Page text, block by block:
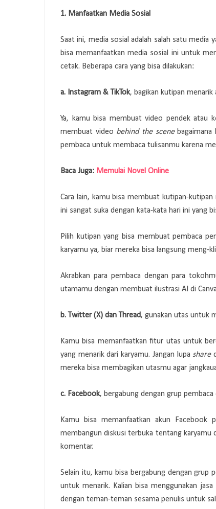
1. Manfaatkan Media Sosial
Saat ini, media sosial adalah salah satu media
bisa memanfaatkan media sosial ini untuk
cetak. Beberapa cara yang bisa dilakukan:
a. Instagram & TikTok, bagikan kutipan menarik
Ya, kamu bisa membuat video pendek atau
membuat video behind the scene
pembaca untuk membaca tulisanmu karena
Baca Juga: Memulai Novel Online
Cara lain, kamu bisa membuat kutipan-
ini sangat suka dengan kata-kata hari ini yang
Pilih kutipan yang bisa membuat pembaca
karyamu ya, biar mereka bisa langsung meng-
Akrabkan para pembaca dengan para
utamamu dengan membuat ilustrasi AI di
b. Twitter (X) dan Thread, gunakan utas untuk
Kamu bisa memanfaatkan fitur utas untuk
yang menarik dari karyamu. Jangan lupa share
mereka bisa membagikan utasmu agar
c. Facebook, bergabung dengan grup
Kamu bisa memanfaatkan akun Facebook
membangun diskusi terbuka tentang karyamu
komentar.
Selain itu, kamu bisa bergabung dengan grup
untuk menarik. Kalian bisa menggunakan
dengan teman-teman sesama penulis untuk